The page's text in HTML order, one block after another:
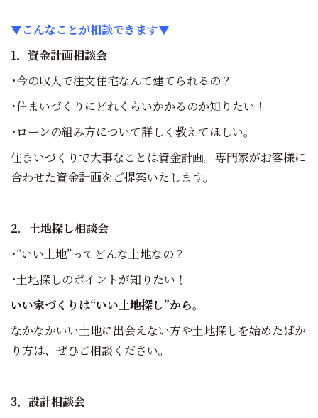
▼こんなことが相談できます▼
1．資金計画相談会
･今の収入で注文住宅なんて建てられるの？
･住まいづくりにどれくらいかかるのか知りたい！
･ローンの組み方について詳しく教えてほしい。
住まいづくりで大事なことは資金計画。専門家がお客様に
合わせた資金計画をご提案いたします。
2． 土地探し相談会
･“いい土地”ってどんな土地なの？
･土地探しのポイントが知りたい！
いい家づくりは“いい土地探し”から。
なかなかいい土地に出会えない方や土地探しを始めたばか
り方は、ぜひご相談ください。
3． 設計相談会